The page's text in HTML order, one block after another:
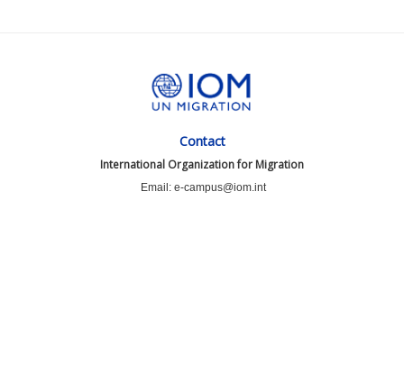
Contact
International Organization for Migration
Email: e-campus@iom.int